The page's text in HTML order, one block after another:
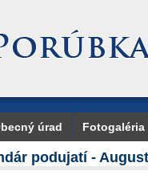
úrad Fotogaléria
podujatí -